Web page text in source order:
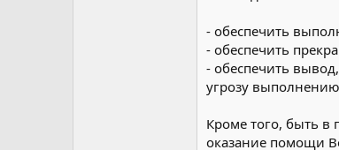
- обеспечить
- обеспечить
- обеспечить
угрозу
Кроме того, быть в
оказание помощи